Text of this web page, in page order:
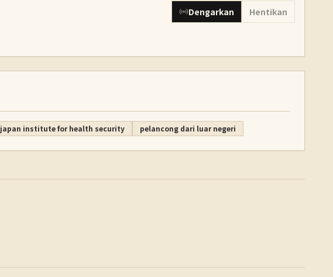
Dengarkan Hentikan
japan institute for health security pelancong dari luar negeri